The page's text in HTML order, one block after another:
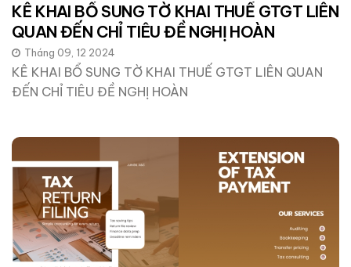
KÊ KHAI BỔ SUNG TỜ KHAI THUẾ GTGT LIÊN
QUAN ĐẾN CHỈ TIÊU ĐỀ NGHỊ HOÀN
Tháng 09, 12 2024
KÊ KHAI BỔ SUNG TỜ KHAI THUẾ GTGT LIÊN QUAN
ĐẾN CHỈ TIÊU ĐỀ NGHỊ HOÀN